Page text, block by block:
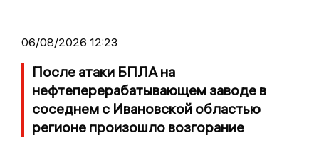
06/08/2026 12:23
После атаки БПЛА на
нефтеперерабатывающем заводе в
соседнем с Ивановской областью
регионе произошло возгорание